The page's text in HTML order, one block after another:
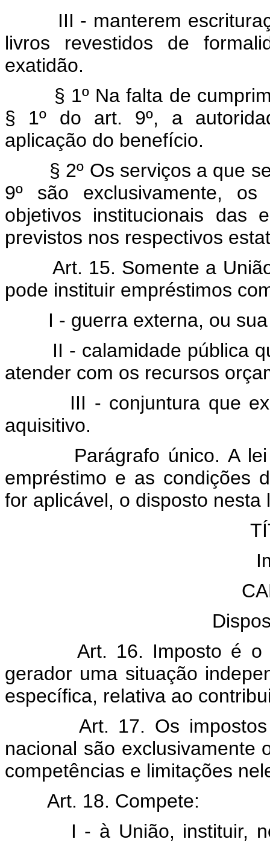
III - manterem
livros revestidos de
exatidão.
§ 1º Na falta de
§ 1º do art. 9º, a
aplicação do benefício.
§ 2º Os serviços a que se
9º são exclusivamente,
objetivos institucionais das
previstos nos respectivos
Art. 15. Somente a União,
pode instituir empréstimos
I - guerra externa, ou sua
II - calamidade pública
atender com os recursos
III - conjuntura que exija
aquisitivo.
Parágrafo único. A lei
empréstimo e as condições
for aplicável, o disposto nesta
Art. 16. Imposto é o
gerador uma situação
específica, relativa ao
Art. 17. Os impostos
nacional são exclusivamente
competências e limitações
Art. 18. Compete:
I - à União, instituir, nos